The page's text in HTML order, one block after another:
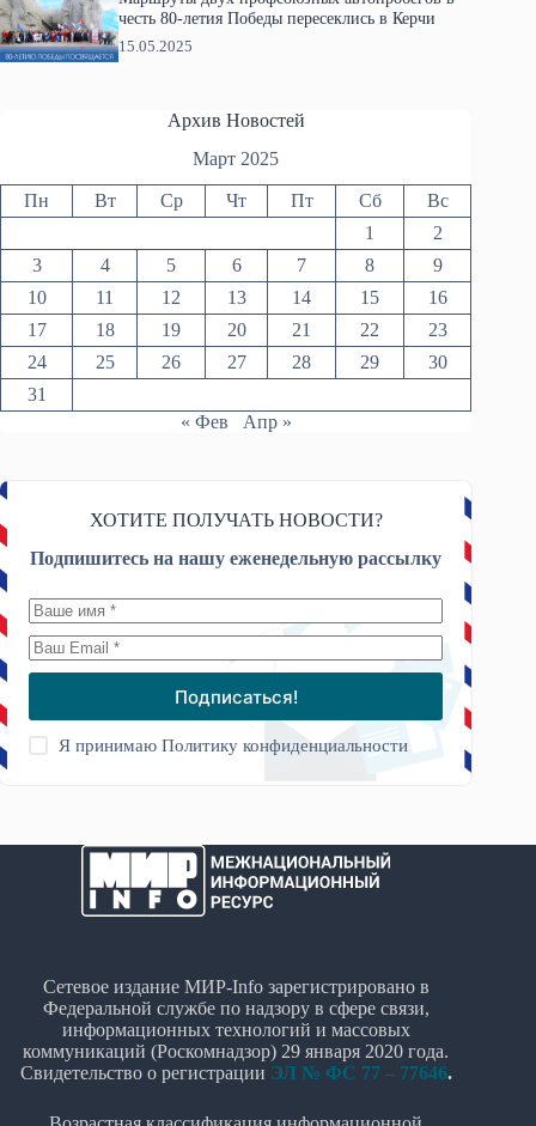
честь 80-летия Победы пересеклись в Керчи
15.05.2025
Архив Новостей
Март 2025
Пн Вт Ср Чт Пт Сб
Вс
1
2
3
4 5 6 7 8
9
10
11 12 13 14 15
16
17
18 19 20 21 22
23
24
25 26 27 28 29
30
31
« Фев
Апр »
ХОТИТЕ ПОЛУЧАТЬ НОВОСТИ?
Подпишитесь на нашу еженедельную рассылку
Подписаться!
Я принимаюПолитику конфиденциальности
Сетевое издание МИР-Info зарегистрировано в
Федеральной службе по надзору в сфере связи,
информационных технологий и массовых
коммуникаций (Роскомнадзор) 29 января 2020 года.
Свидетельство о регистрации ЭЛ № ФС 77 – 77646.